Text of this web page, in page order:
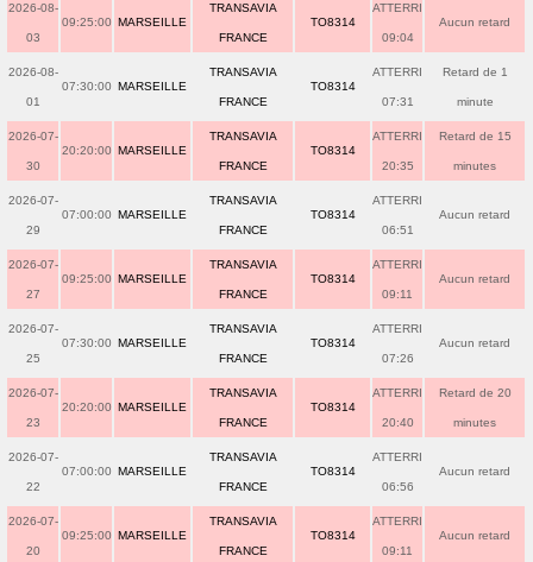
2026-08-
03
09:25:00 MARSEILLE
TRANSAVIA
FRANCE
TO8314
ATTERRI
09:04
Aucun retard
2026-08-
01
07:30:00 MARSEILLE
TRANSAVIA
FRANCE
TO8314
ATTERRI
07:31
Retard de 1
minute
2026-07-
30
20:20:00 MARSEILLE
TRANSAVIA
FRANCE
TO8314
ATTERRI
20:35
Retard de 15
minutes
2026-07-
29
07:00:00 MARSEILLE
TRANSAVIA
FRANCE
TO8314
ATTERRI
06:51
Aucun retard
2026-07-
27
09:25:00 MARSEILLE
TRANSAVIA
FRANCE
TO8314
ATTERRI
09:11
Aucun retard
2026-07-
25
07:30:00 MARSEILLE
TRANSAVIA
FRANCE
TO8314
ATTERRI
07:26
Aucun retard
2026-07-
23
20:20:00 MARSEILLE
TRANSAVIA
FRANCE
TO8314
ATTERRI
20:40
Retard de 20
minutes
2026-07-
22
07:00:00 MARSEILLE
TRANSAVIA
FRANCE
TO8314
ATTERRI
06:56
Aucun retard
2026-07-
20
09:25:00 MARSEILLE
TRANSAVIA
FRANCE
TO8314
ATTERRI
09:11
Aucun retard